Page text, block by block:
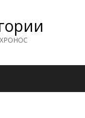
ХРОНОС